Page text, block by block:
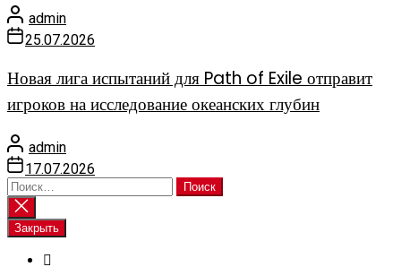
admin
25.07.2026
Новая лига испытаний для Path of Exile отправит
игроков на исследование океанских глубин
admin
17.07.2026
Найти:
Закрыть